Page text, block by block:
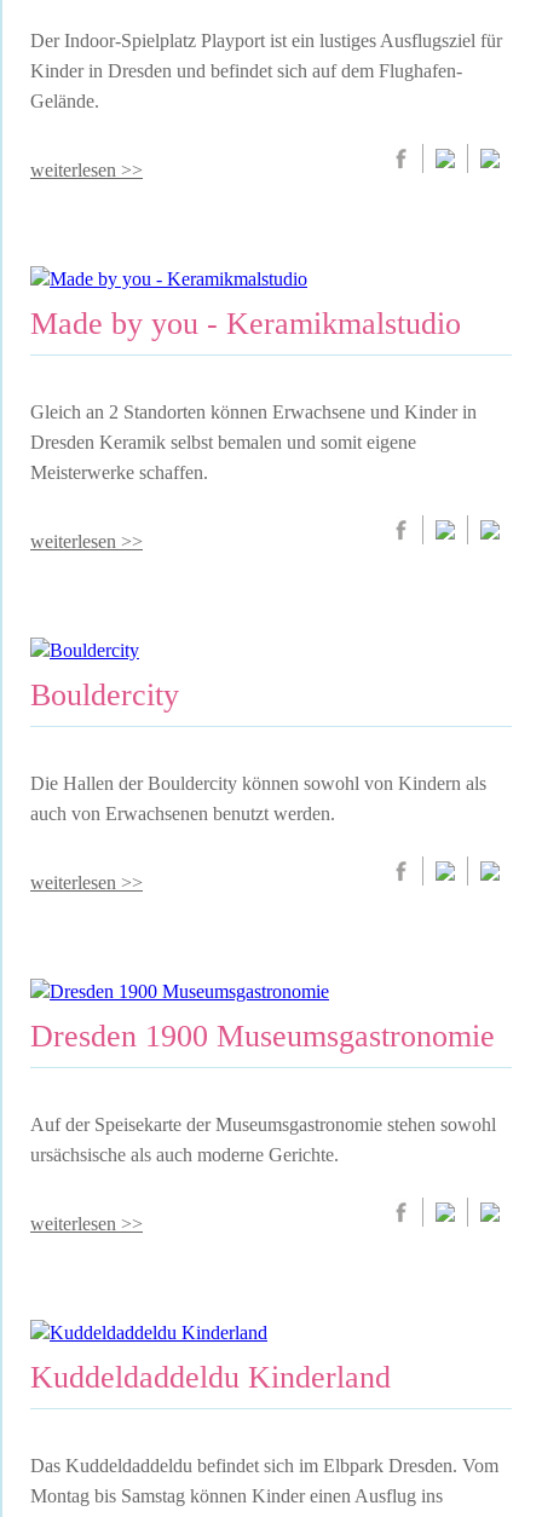
Der Indoor-Spielplatz Playport ist ein lustiges Ausflugsziel für
Kinder in Dresden und befindet sich auf dem Flughafen-
Gelände.
weiterlesen >>
Made by you - Keramikmalstudio
Gleich an 2 Standorten können Erwachsene und Kinder in
Dresden Keramik selbst bemalen und somit eigene
Meisterwerke schaffen.
weiterlesen >>
Bouldercity
Die Hallen der Bouldercity können sowohl von Kindern als
auch von Erwachsenen benutzt werden.
weiterlesen >>
Dresden 1900 Museumsgastronomie
Auf der Speisekarte der Museumsgastronomie stehen sowohl
ursächsische als auch moderne Gerichte.
weiterlesen >>
Kuddeldaddeldu Kinderland
Das Kuddeldaddeldu befindet sich im Elbpark Dresden. Vom
Montag bis Samstag können Kinder einen Ausflug ins